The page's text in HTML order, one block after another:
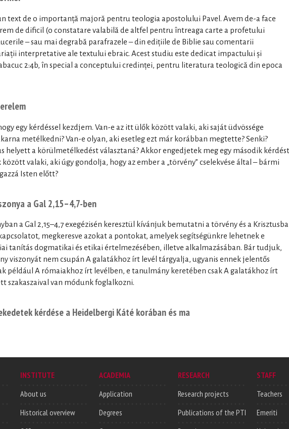
text de o importanță majoră pentru teologia apostolului Pavel. Avem de-a face
de dificil (o constatare valabilă de altfel pentru întreaga carte a profetului
– sau mai degrabă parafrazele – din edițiile de Biblie sau comentarii
interpretative ale textului ebraic. Acest studiu este dedicat impactului și
2:4b, în special a conceptului credinței, pentru literatura teologică din epoca
egy kérdéssel kezdjem. Van-e az itt ülők között valaki, aki saját üdvössége
metélkedni? Van-e olyan, aki esetleg ezt már korábban megtette? Senki?
helyett a körülmetélkedést választaná? Akkor engedjetek meg egy második kérdést
között valaki, aki úgy gondolja, hogy az ember a „törvény” cselekvése által – bármi
Isten előtt?
a Gal 2,15–4,7-ben
a Gal 2,15–4,7 exegézisén keresztül kívánjuk bemutatni a törvény és a Krisztusba
megkeresve azokat a pontokat, amelyek segítségünkre lehetnek e
tanítás dogmatikai és etikai értelmezésében, illetve alkalmazásában. Bár tudjuk,
viszonyát nem csupán A galatákhoz írt levél tárgyalja, ugyanis ennek jelentős
például A rómaiakhoz írt levélben, e tanulmány keretében csak A galatákhoz írt
szakaszaival van módunk foglalkozni.
kérdése a Heidelbergi Káté korában és ma
INSTITUTE
About us
Historical overview
ACADEMIA
Application
Degrees
RESEARCH
Research projects
Publications of the PTI
STAFF
Teachers
Emeriti